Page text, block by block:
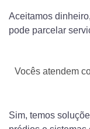
Aceitamos
pode parcelar
Vocês atendem
Sim, temos